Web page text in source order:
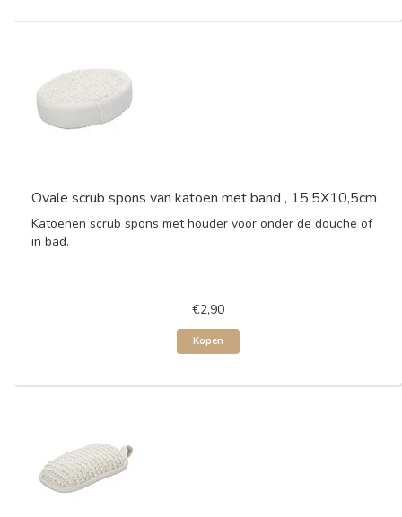
Ovale scrub spons van katoen met band , 15,5X10,5cm
Katoenen scrub spons met houder voor onder de douche of
in bad.
€2,90
Kopen